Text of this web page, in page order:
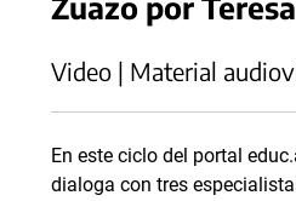
Video | Material
En este ciclo del portal
dialoga con tres